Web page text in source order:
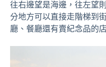
往右邊望是海邊，往左望
分地方可以直接走階梯到
廳、餐廳還有賣紀念品的